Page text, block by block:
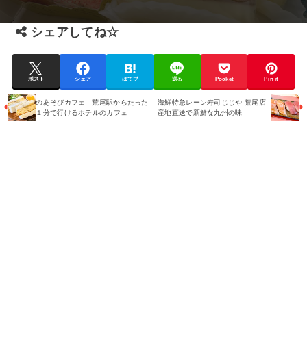
シェアしてね☆
ポスト シェア はてブ 送る Pocket Pin it
のあそびカフェ - 荒尾駅からたった
１分で行けるホテルのカフェ
海鮮特急レーン寿司じじや 荒尾店 -
産地直送で新鮮な九州の味